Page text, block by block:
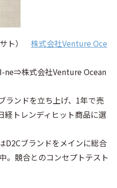
ト） 株式会社Venture Oce
ne⇒株式会社Venture Ocean
ランドを立ち上げ、1年で売
経トレンディヒット商品に選
D2Cブランドをメインに総合
。競合とのコンセプトテスト